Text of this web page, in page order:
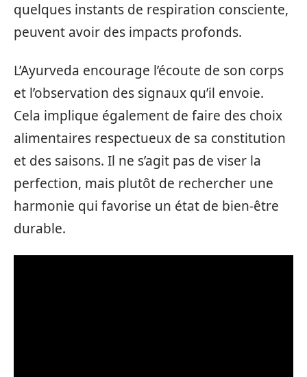
quelques instants de respiration consciente,
peuvent avoir des impacts profonds.
L’Ayurveda encourage l’écoute de son corps
et l’observation des signaux qu’il envoie.
Cela implique également de faire des choix
alimentaires respectueux de sa constitution
et des saisons. Il ne s’agit pas de viser la
perfection, mais plutôt de rechercher une
harmonie qui favorise un état de bien-être
durable.